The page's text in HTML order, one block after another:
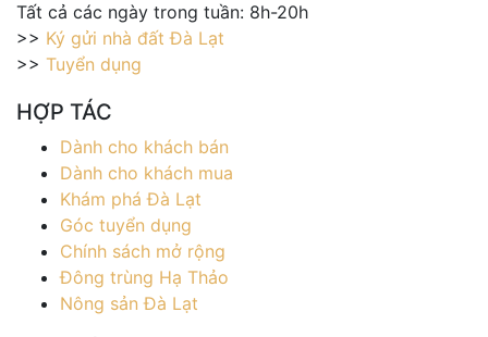
Tất cả các ngày trong tuần: 8h-20h
>> Ký gửi nhà đất Đà Lạt
>> Tuyển dụng
HỢP TÁC
Dành cho khách bán
Dành cho khách mua
Khám phá Đà Lạt
Góc tuyển dụng
Chính sách mở rộng
Đông trùng Hạ Thảo
Nông sản Đà Lạt